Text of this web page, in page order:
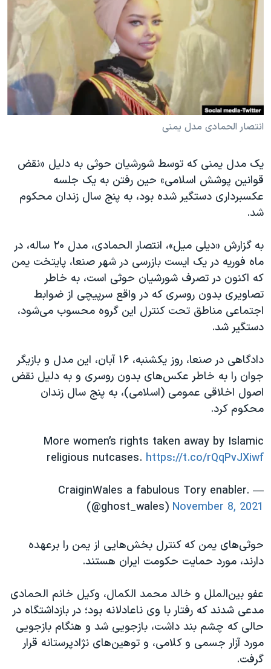
فرهنگ و زندگی
حقوق شهروندی
اقتصادی
اسرائیل در جنگ
انتخابات ریاست جمهوری آمریکا ۲۰۲۴
حمله جمهوری اسلامی به اسرائیل
ورزش زنان در ایران
تریبونال مردمی آبان ۹۸
دادگاه حمید نوری
اعتراضات مردمی آبان ۹۸
اسرائیل در جنگ
نرگس محمدی برنده جایزه نوبل صلح
همایش محافظه‌کاران آمریکا «سی‌پک»
سفر پرزیدنت ترامپ به چین
دنبال کنید
زبانهای مختلف
انتصار الحمادی مدل یمنی
یک مدل یمنی که توسط شورشیان حوثی به دلیل «نقض
قوانین پوشش اسلامی» حین رفتن به یک جلسه
عکسبرداری دستگیر شده بود، به پنج سال زندان محکوم
شد.
به گزارش «دیلی میل»، انتصار الحمادی، مدل ۲۰ ساله، در
ماه فوریه در یک ایست بازرسی در شهر صنعا، پایتخت یمن
که اکنون در تصرف شورشیان حوثی است، به خاطر
تصاویری بدون روسری که در واقع سرپیچی از ضوابط
اجتماعی مناطق تحت کنترل این گروه محسوب می‌شود،
دستگیر شد.
دادگاهی در صنعا، روز یکشنبه، ۱۶ آبان، این مدل و بازیگر
جوان را به خاطر عکس‌های بدون روسری و به دلیل نقض
اصول اخلاقی عمومی (اسلامی)، به پنج سال زندان
محکوم کرد.
More women’s rights taken away by Islamic
religious nutcases. https://t.co/rQqPvJXiwf
— CraiginWales a fabulous Tory enabler.
(@ghost_wales) November 8, 2021
حوثی‌های یمن که کنترل بخش‌هایی از یمن را برعهده
دارند، مورد حمایت حکومت ایران هستند.
عفو بین‌الملل و خالد محمد الکمال، وکیل خانم الحمادی
مدعی شدند که رفتار با وی ناعادلانه بود؛ در بازداشتگاه در
حالی که چشم بند داشت، بازجویی شد و هنگام بازجویی
مورد آزار جسمی و کلامی، و توهین‌های نژادپرستانه قرار
گرفت.